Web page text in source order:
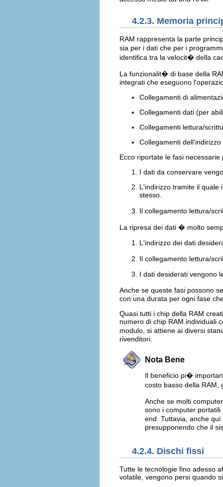
4.2.3. Memoria
RAM rappresenta la parte
sia per i dati che per i
identifica tra la velocit� della
La funzionalit� di base della
integrati che eseguono
Collegamenti di
Collegamenti dati (per
Collegamenti lettura/
Collegamenti
Ecco riportate le fasi
I dati da conservare
L'indirizzo tramite il quale
stesso.
Il collegamento lettura/
La ripresa dei dati � molto
L'indirizzo dei dati
Il collegamento lettura/
I dati desiderati vengono
Anche se queste fasi possono
con una durata per ogni fase
Quasi tutti i chip della RAM
numero di chip RAM individuali
modulo, si attiene ai diversi
rivenditori.
Nota Bene
Il beneficio pi�
costo basso della
Anche se molti
sono i computer
end. Tuttavia, anche
presupponendo che il
4.2.4. Dischi fissi
Tutte le tecnologie fino adesso
volatile, vengono persi quando